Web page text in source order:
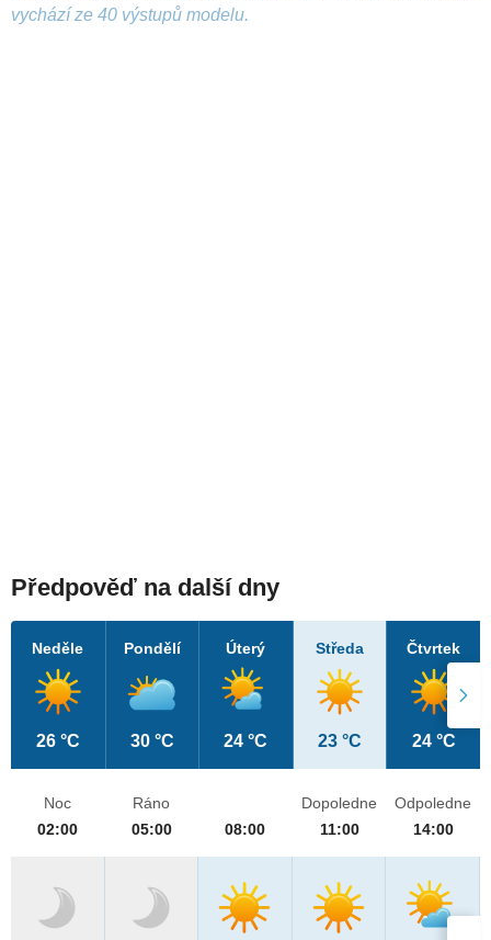
vychází ze 40 výstupů modelu.
Předpověď na další dny
Neděle
26 °C
Pondělí
30 °C
Úterý
24 °C
Středa
23 °C
Čtvrtek
24 °C
Noc
02:00
Ráno
05:00
08:00
Dopoledne
11:00
Odpoledne
14:00